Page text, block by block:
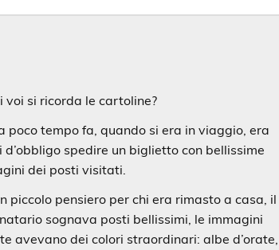
voi si ricorda le cartoline?
poco tempo fa, quando si era in viaggio, era
d’obbligo spedire un biglietto con bellissime
dei posti visitati.
piccolo pensiero per chi era rimasto a casa, il
sognava posti bellissimi, le immagini
avevano dei colori straordinari: albe d’orate,